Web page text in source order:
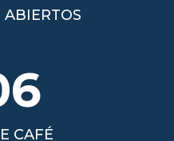
ABIERTOS
CAFÉ